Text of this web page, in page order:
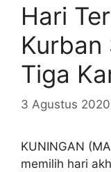
Hari
Kurban
Tiga
3 Agustus 2020
KUNINGAN
memilih hari